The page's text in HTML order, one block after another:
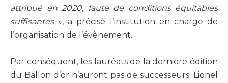
attribué en 2020, faute de conditions équitables
suffisantes», a précisé l’institution en charge de
l’organisation de l’évènement.
Par conséquent, les lauréats de la dernière édition
du Ballon d’or n’auront pas de successeurs. Lionel